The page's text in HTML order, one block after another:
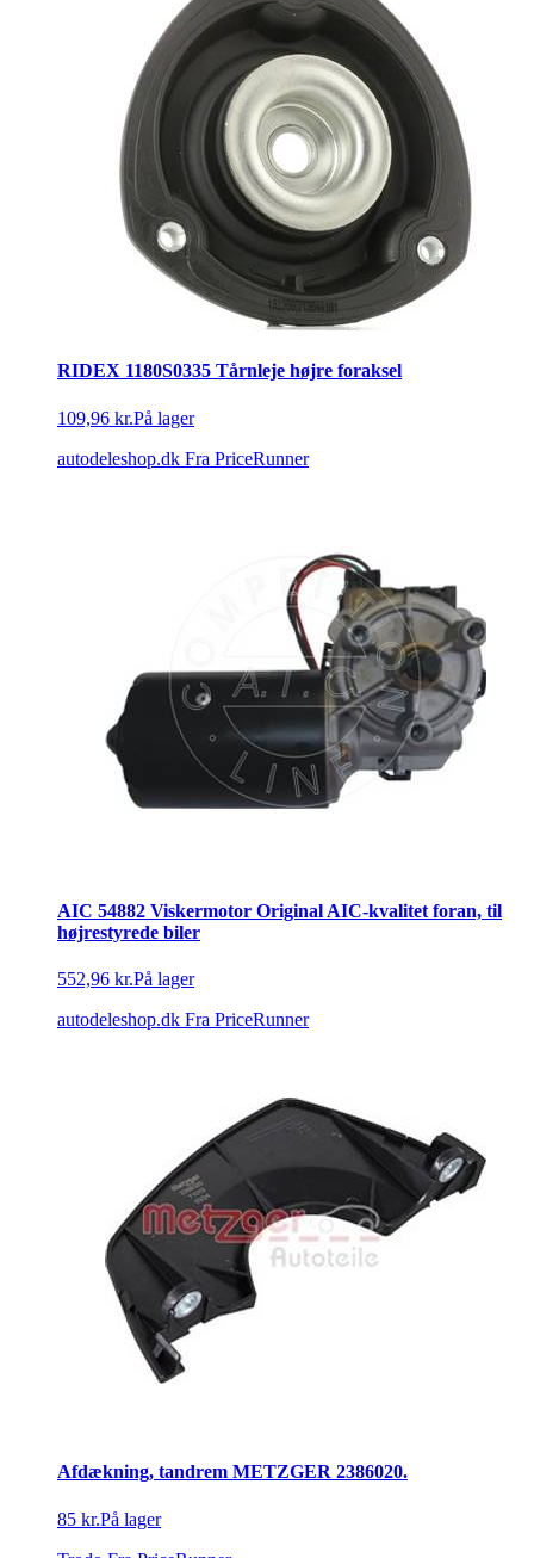
RIDEX 1180S0335 Tårnleje højre foraksel
109,96 kr.På lager
autodeleshop.dk Fra PriceRunner
AIC 54882 Viskermotor Original AIC-kvalitet foran, til
højrestyrede biler
552,96 kr.På lager
autodeleshop.dk Fra PriceRunner
Afdækning, tandrem METZGER 2386020.
85 kr.På lager